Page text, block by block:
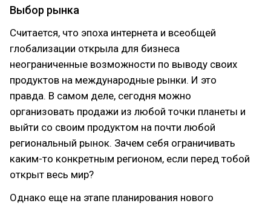
Выбор рынка
Считается, что эпоха интернета и всеобщей
глобализации открыла для бизнеса
неограниченные возможности по выводу своих
продуктов на международные рынки. И это
правда. В самом деле, сегодня можно
организовать продажи из любой точки планеты и
выйти со своим продуктом на почти любой
региональный рынок. Зачем себя ограничивать
каким-то конкретным регионом, если перед тобой
открыт весь мир?
Однако еще на этапе планирования нового